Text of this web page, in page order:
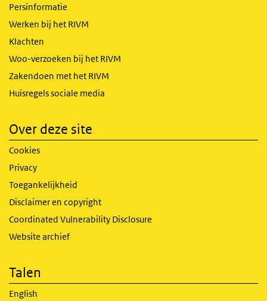
Persinformatie
Werken bij het RIVM
Klachten
Woo-verzoeken bij het RIVM
Zakendoen met het RIVM
Huisregels sociale media
Over deze site
Cookies
Privacy
Toegankelijkheid
Disclaimer en copyright
Coordinated Vulnerability Disclosure
Website archief
Talen
English